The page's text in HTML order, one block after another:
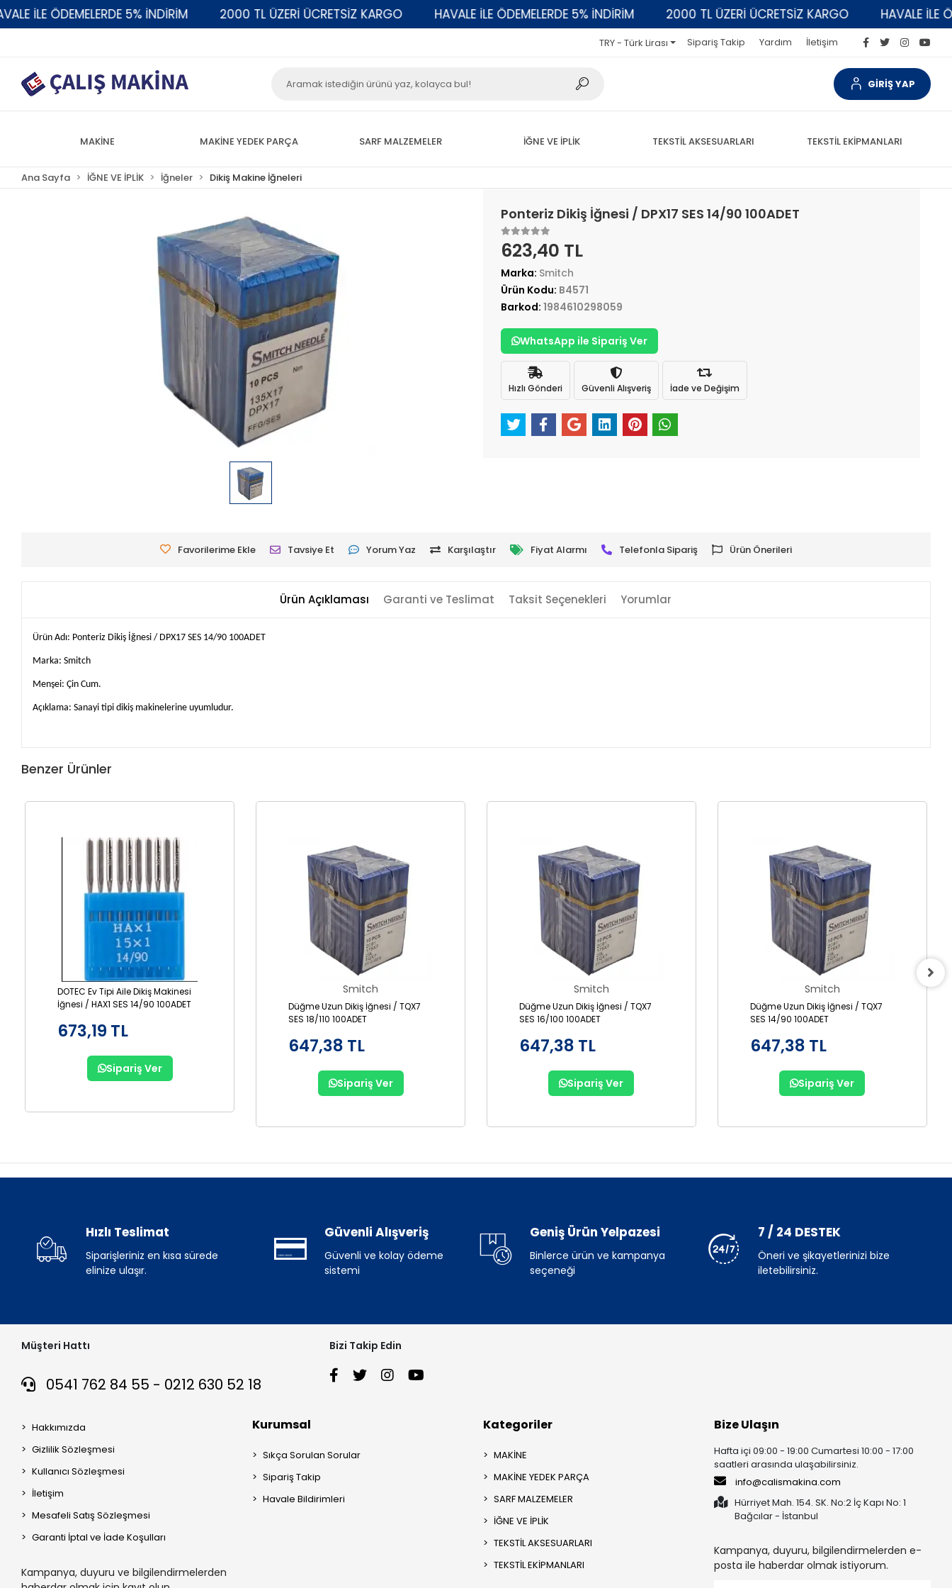
İLE ÖDEMELERDE 5% İNDİRİM 2000 TL ÜZERİ ÜCRETSİZ KARGO HAVALE İLE ÖDEMELERDE 5% İNDİRİM 2000 TL ÜZERİ ÜCRETSİZ KARGO HAVALE İLE
TRY - Türk Lirası Sipariş Takip Yardım İletişim
GİRİŞ YAP
MAKİNE MAKİNE YEDEK PARÇA SARF MALZEMELER İĞNE VE İPLİK TEKSTİL AKSESUARLARI TEKSTİL EKİPMANLARI
Ana Sayfa İĞNE VE İPLİK İğneler Dikiş Makine İğneleri
Ponteriz Dikiş İğnesi / DPX17 SES 14/90 100ADET
623,40 TL
Marka: Smitch
Ürün Kodu: B4571
Barkod: 1984610298059
WhatsApp ile Sipariş Ver
Hızlı Gönderi Güvenli Alışveriş İade ve Değişim
Favorilerime Ekle Tavsiye Et Yorum Yaz Karşılaştır Fiyat Alarmı Telefonla Sipariş Ürün Önerileri
Ürün Açıklaması Garanti ve Teslimat Taksit Seçenekleri Yorumlar
Ürün Adı: Ponteriz Dikiş İğnesi / DPX17 SES 14/90 100ADET
Marka: Smitch
Menşei: Çin Cum.
Açıklama: Sanayi tipi dikiş makinelerine uyumludur.
Benzer Ürünler
DOTEC Ev Tipi Aile Dikiş Makinesi
İğnesi / HAX1 SES 14/90 100ADET
673,19 TL
Sipariş Ver
Smitch
Düğme Uzun Dikiş İğnesi / TQX7
SES 18/110 100ADET
647,38 TL
Sipariş Ver
Smitch
Düğme Uzun Dikiş İğnesi / TQX7
SES 16/100 100ADET
647,38 TL
Sipariş Ver
Smitch
Düğme Uzun Dikiş İğnesi / TQX7
SES 14/90 100ADET
647,38 TL
Sipariş Ver
Hızlı Teslimat
Siparişleriniz en kısa sürede
elinize ulaşır.
Güvenli Alışveriş
Güvenli ve kolay ödeme
sistemi
Geniş Ürün Yelpazesi
Binlerce ürün ve kampanya
seçeneği
7 / 24 DESTEK
Öneri ve şikayetlerinizi bize
iletebilirsiniz.
Müşteri Hattı
0541 762 84 55 - 0212 630 52 18
Bizi Takip Edin
Hakkımızda
Gizlilik Sözleşmesi
Kullanıcı Sözleşmesi
İletişim
Mesafeli Satış Sözleşmesi
Garanti İptal ve İade Koşulları
Kampanya, duyuru ve bilgilendirmelerden
Kurumsal
Sıkça Sorulan Sorular
Sipariş Takip
Havale Bildirimleri
Kategoriler
MAKİNE
MAKİNE YEDEK PARÇA
SARF MALZEMELER
İĞNE VE İPLİK
TEKSTİL AKSESUARLARI
TEKSTİL EKİPMANLARI
Bize Ulaşın
Hafta içi 09:00 - 19:00 Cumartesi 10:00 - 17:00
saatleri arasında ulaşabilirsiniz.
info@calismakina.com
Hürriyet Mah. 154. SK. No:2 İç Kapı No: 1
Bağcılar - İstanbul
Kampanya, duyuru, bilgilendirmelerden e-
posta ile haberdar olmak istiyorum.